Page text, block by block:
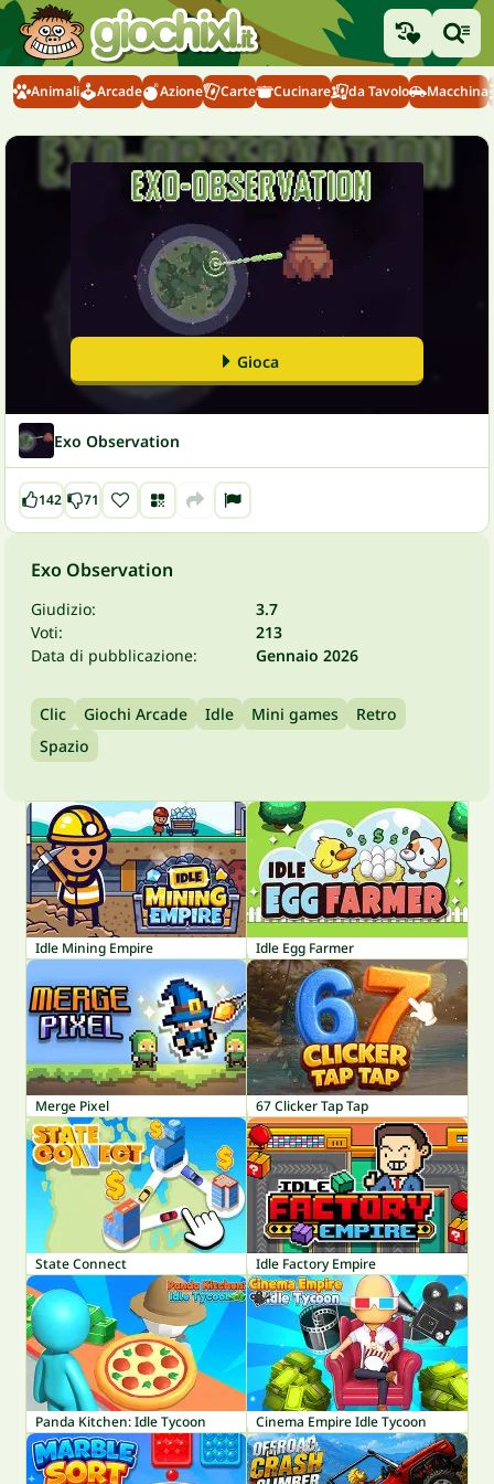
Animali Arcade Azione Carte Cucinare da Tavolo Macchina
Gioca
Exo Observation
142 71
Exo Observation
Giudizio:
3.7
Voti:
213
Data di pubblicazione:
Gennaio 2026
Clic Giochi Arcade Idle Mini games
Retro
Spazio
Idle Mining Empire Idle Egg Farmer
Merge Pixel 67 Clicker Tap Tap
State Connect Idle Factory Empire
Panda Kitchen: Idle Tycoon Cinema Empire Idle Tycoon